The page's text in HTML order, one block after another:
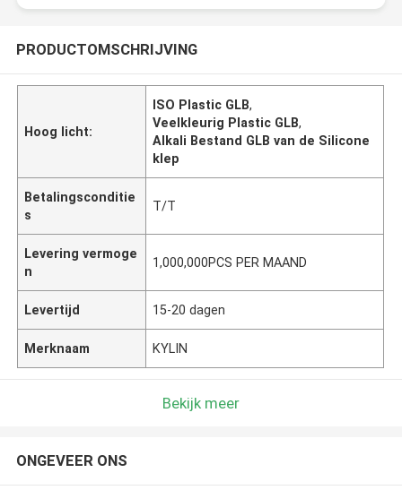
PRODUCTOMSCHRIJVING
Hoog licht:
ISO Plastic GLB,
Veelkleurig Plastic GLB,
Alkali Bestand GLB van de Silicone
klep
Betalingsconditie
s
T/T
Levering vermoge
n
1,000,000PCS PER MAAND
Levertijd 15-20 dagen
Merknaam KYLIN
Bekijk meer
ONGEVEER ONS